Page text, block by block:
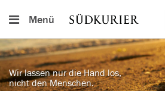
Menü
Wir lassen nur die Hand los,
nicht den Menschen.